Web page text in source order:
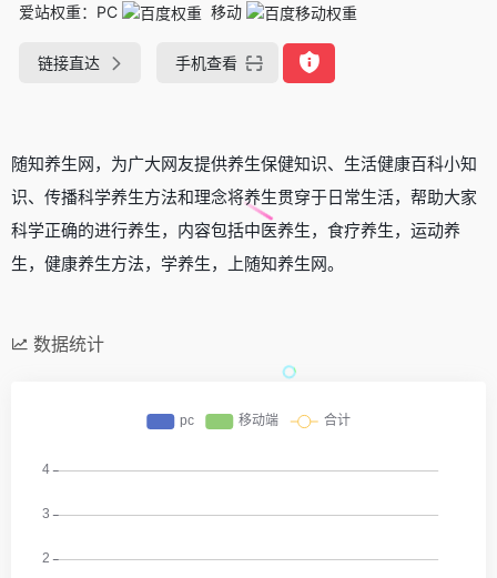
爱站权重： PC 移动
链接直达 手机查看
随知养生网，为广大网友提供养生保健知识、生活健康百科小知
识、传播科学养生方法和理念将养生贯穿于日常生活，帮助大家
科学正确的进行养生，内容包括中医养生，食疗养生，运动养
生，健康养生方法，学养生，上随知养生网。
数据统计